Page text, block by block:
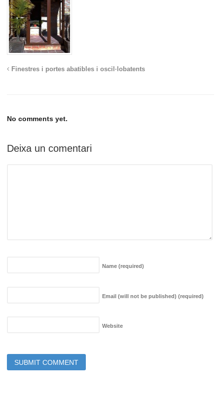
Finestres i portes abatibles i oscil·lobatents
No comments yet.
Deixa un comentari
Name (required)
Email (will not be published) (required)
Website